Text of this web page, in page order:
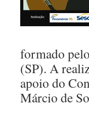
formado
(SP). A
apoio do
Márcio de